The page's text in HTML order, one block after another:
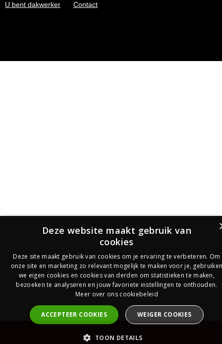
U bent dakwerker
Contact
PrijsOfferte
Deze website maakt gebruik van
cookies
Deze site maakt gebruik van cookies om je ervaring te verbeteren. Om
onze site en marketing zo relevant mogelijk te maken voor je,
we eigen cookies en cookies van derden om statistieken te maken,
bezoeken te analyseren en jouw favoriete instellingen te onthouden.
Meer over ons cookiebeleid
ACCEPTEER COOKIES WEIGER COOKIES
TOON DETAILS